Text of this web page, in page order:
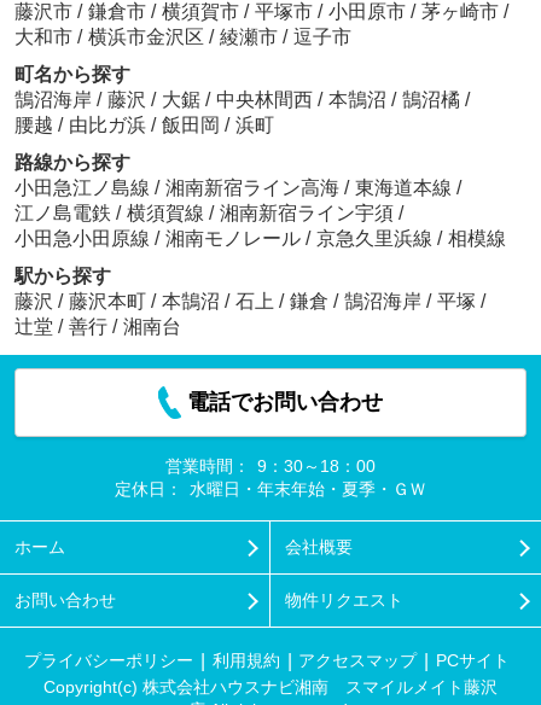
藤沢市 / 鎌倉市 / 横須賀市 / 平塚市 / 小田原市 / 茅ヶ崎市 /
大和市 / 横浜市金沢区 / 綾瀬市 / 逗子市
町名から探す
鵠沼海岸 / 藤沢 / 大鋸 / 中央林間西 / 本鵠沼 / 鵠沼橘 /
腰越 / 由比ガ浜 / 飯田岡 / 浜町
路線から探す
小田急江ノ島線 / 湘南新宿ライン高海 / 東海道本線 /
江ノ島電鉄 / 横須賀線 / 湘南新宿ライン宇須 /
小田急小田原線 / 湘南モノレール / 京急久里浜線 / 相模線
駅から探す
藤沢 / 藤沢本町 / 本鵠沼 / 石上 / 鎌倉 / 鵠沼海岸 / 平塚 /
辻堂 / 善行 / 湘南台
電話でお問い合わせ
営業時間：
9：30～18：00
定休日：
水曜日・年末年始・夏季・ＧＷ
ホーム 会社概要
お問い合わせ 物件リクエスト
プライバシーポリシー 利用規約 アクセスマップ
PCサイト
Copyright(c) 株式会社ハウスナビ湘南 スマイルメイト藤沢